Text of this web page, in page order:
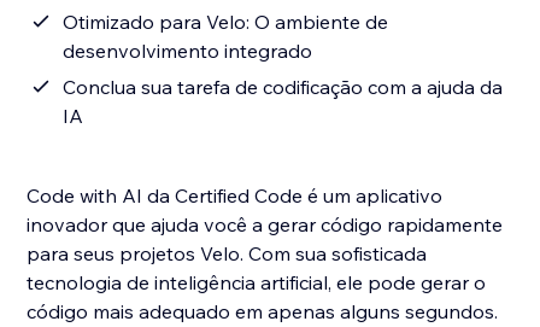
Otimizado para Velo: O ambiente de
desenvolvimento integrado
Conclua sua tarefa de codificação com a ajuda da
IA
Code with AI da Certified Code é um aplicativo
inovador que ajuda você a gerar código rapidamente
para seus projetos Velo. Com sua sofisticada
tecnologia de inteligência artificial, ele pode gerar o
código mais adequado em apenas alguns segundos.